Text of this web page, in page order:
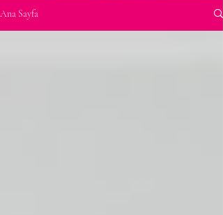
Ana Sayfa